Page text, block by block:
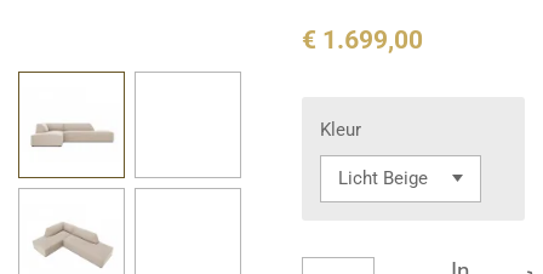
€ 1.699,00
Kleur